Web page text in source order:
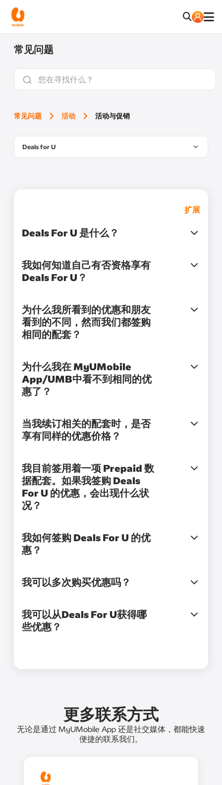
常见问题
常见问题 活动 活动与促销
Deals for U
扩展
Deals For U 是什么？
我如何知道自己有否资格享有
Deals For U？
为什么我所看到的优惠和朋友
看到的不同，然而我们都签购
相同的配套？
为什么我在 MyUMobile
App/UMB中看不到相同的优
惠了？
当我续订相关的配套时，是否
享有同样的优惠价格？
我目前签用着一项 Prepaid 数
据配套。如果我签购 Deals
For U 的优惠，会出现什么状
况？
我如何签购 Deals For U 的优
惠？
我可以多次购买优惠吗？
我可以从Deals For U获得哪
些优惠？
更多联系方式
无论是通过 MyUMobile App 还是社交媒体，都能快速
便捷的联系我们。